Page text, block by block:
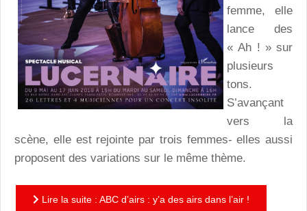
femme, elle
lance des
« Ah ! » sur
plusieurs
tons.
S’avançant
vers la
scène, elle est rejointe par trois femmes- elles aussi
proposent des variations sur le même thème.
Lire la suite : ABC d’airs : y’a des airs dans l’air !